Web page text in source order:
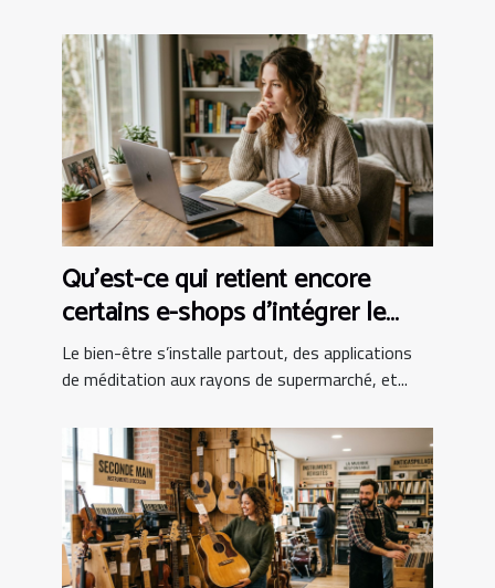
Qu’est-ce qui retient encore
certains e-shops d’intégrer le
bien-être au panier ?
Le bien-être s’installe partout, des applications
de méditation aux rayons de supermarché, et...